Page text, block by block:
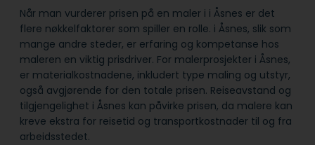
Når man vurderer prisen på en maler i i Åsnes er det
flere nøkkelfaktorer som spiller en rolle. i Åsnes, slik som
mange andre steder, er erfaring og kompetanse hos
maleren en viktig prisdriver. For malerprosjekter i Åsnes,
er materialkostnadene, inkludert type maling og utstyr,
også avgjørende for den totale prisen. Reiseavstand og
tilgjengelighet i Åsnes kan påvirke prisen, da malere kan
kreve ekstra for reisetid og transportkostnader til og fra
arbeidsstedet.